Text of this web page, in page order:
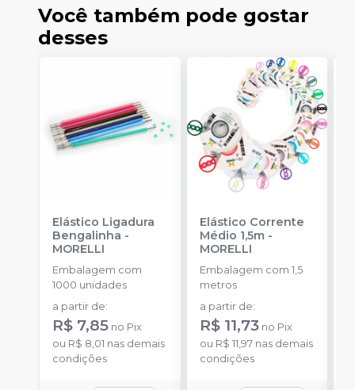
Você também pode gostar
desses
Elástico Ligadura
Bengalinha -
MORELLI
Embalagem com
1000 unidades
a partir de:
R$ 7,85 no Pix
ou R$ 8,01 nas demais
condições
Elástico Corrente
Médio 1,5m-
MORELLI
Embalagem com 1,5
metros
a partir de:
R$ 11,73 no Pix
ou R$ 11,97nas demais
condições